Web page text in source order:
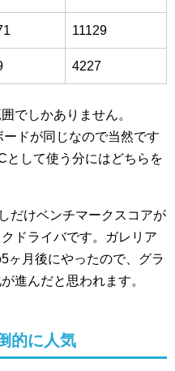
11129
4227
でしかありません。
ドが同じなので当然です
として使う分にはどちらを
だけベンチマークスコアが
ドライバです。ガレリア
ヶ月後にやったので、グラ
進んだと思われます。
的に人気